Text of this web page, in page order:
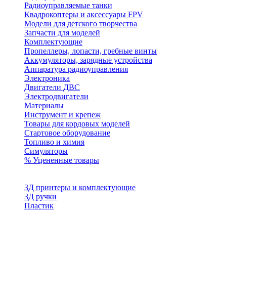
Радиоуправляемые танки
Квадрокоптеры и аксессуары FPV
Модели для детского творчества
Запчасти для моделей
Комплектующие
Пропеллеры, лопасти, гребные винты
Аккумуляторы, зарядные устройства
Аппаратура радиоуправления
Электроника
Двигатели ДВС
Электродвигатели
Материалы
Инструмент и крепеж
Товары для кордовых моделей
Стартовое оборудование
Топливо и химия
Симуляторы
% Уцененные товары
3Д принтеры и комплектующие
3Д ручки
Пластик